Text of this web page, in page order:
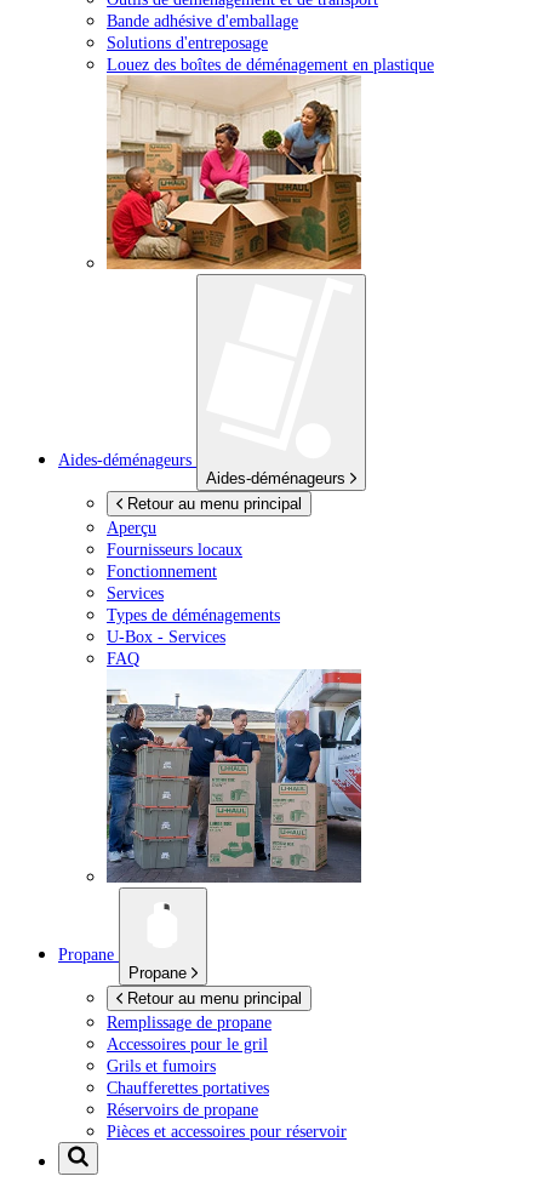
Bande adhésive d'emballage
Solutions d'entreposage
Louez des boîtes de déménagement en plastique
Aides-déménageurs
Aides-déménageurs
Retour au menu principal
Aperçu
Fournisseurs locaux
Fonctionnement
Services
Types de déménagements
U-Box - Services
FAQ
Propane
Propane
Retour au menu principal
Remplissage de propane
Accessoires pour le gril
Grils et fumoirs
Chaufferettes portatives
Réservoirs de propane
Pièces et accessoires pour réservoir